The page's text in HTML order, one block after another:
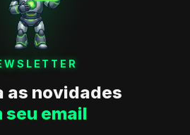
as novidades
seu email